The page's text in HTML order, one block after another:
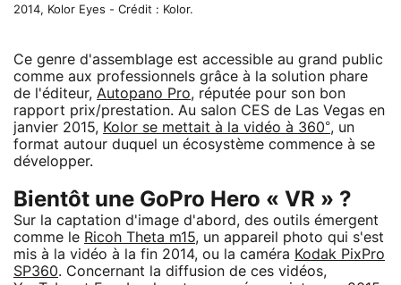
2014, Kolor Eyes - Crédit : Kolor.
Ce genre d'assemblage est accessible au grand public
comme aux professionnels grâce à la solution phare
de l'éditeur, Autopano Pro, réputée pour son bon
rapport prix/prestation. Au salon CES de Las Vegas en
janvier 2015, Kolor se mettait à la vidéo à 360°, un
format autour duquel un écosystème commence à se
développer.
Bientôt une GoPro Hero « VR » ?
Sur la captation d'image d'abord, des outils émergent
comme le Ricoh Theta m15, un appareil photo qui s'est
mis à la vidéo à la fin 2014, ou la caméra Kodak PixPro
SP360. Concernant la diffusion de ces vidéos,